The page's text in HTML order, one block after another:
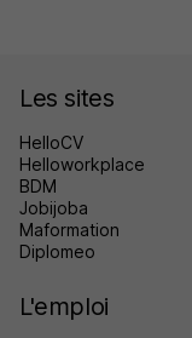
Les sites
HelloCV
Helloworkplace
BDM
Jobijoba
Maformation
Diplomeo
L'emploi